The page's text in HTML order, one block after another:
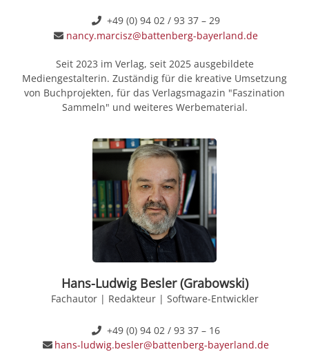
+49 (0) 94 02 / 93 37 – 29
nancy.marcisz@battenberg-bayerland.de
Seit 2023 im Verlag, seit 2025 ausgebildete
Mediengestalterin. Zuständig für die kreative Umsetzung
von Buchprojekten, für das Verlagsmagazin "Faszination
Sammeln" und weiteres Werbematerial.
Hans-Ludwig Besler (Grabowski)
Fachautor | Redakteur | Software-Entwickler
+49 (0) 94 02 / 93 37 – 16
hans-ludwig.besler@battenberg-bayerland.de